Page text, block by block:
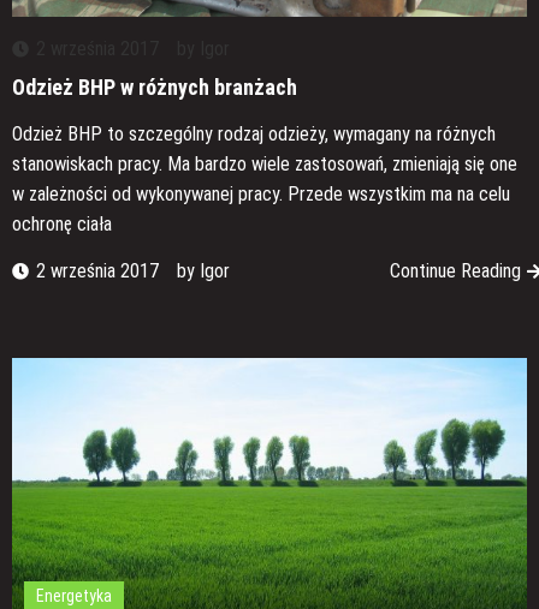
Odzież BHP w różnych branżach
Odzież BHP to szczególny rodzaj odzieży, wymagany na różnych
stanowiskach pracy. Ma bardzo wiele zastosowań, zmieniają się one
w zależności od wykonywanej pracy. Przede wszystkim ma na celu
ochronę ciała
2 września 2017 by Igor Continue Reading
Energetyka